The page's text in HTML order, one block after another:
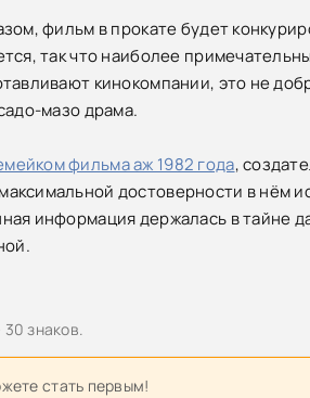
фильм в прокате будет
так что наиболее
кинокомпании, это не
мазо драма.
фильма аж 1982 года,
достоверности в нём
информация держалась в тайне
знаков.
стать первым!